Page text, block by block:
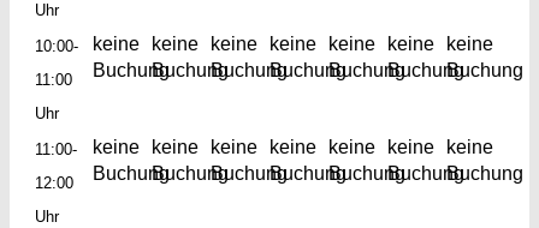
Uhr
10:00-
11:00
Uhr
keine
Buchung
keine
Buchung
keine
Buchung
keine
Buchung
keine
Buchung
keine
Buchung
keine
Buchung
11:00-
12:00
Uhr
keine
Buchung
keine
Buchung
keine
Buchung
keine
Buchung
keine
Buchung
keine
Buchung
keine
Buchung